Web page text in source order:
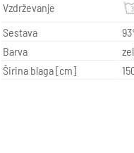
Vzdrževanje
Sestava
Barva
Širina blaga [cm]